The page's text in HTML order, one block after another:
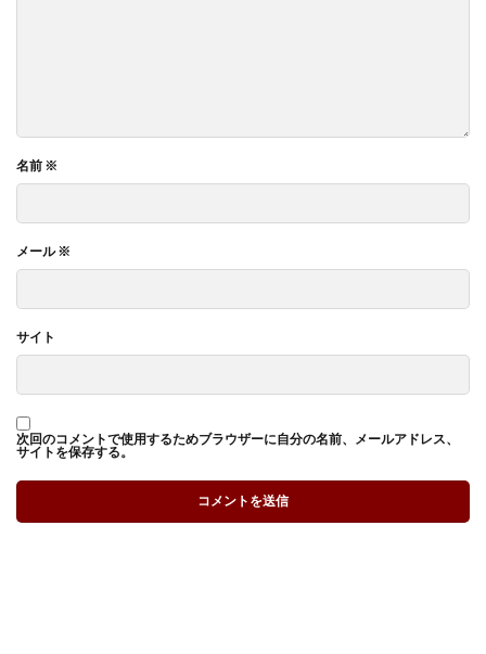
名前 ※
メール※
サイト
次回のコメントで使用するためブラウザーに自分の名前、メールアドレス、
サイトを保存する。